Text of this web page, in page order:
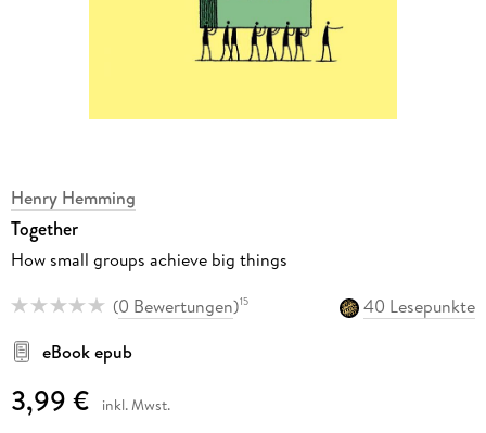
Henry Hemming
Together
How small groups achieve big things
(0 Bewertungen)15
40 Lesepunkte
eBook epub
3,99 € inkl. Mwst.